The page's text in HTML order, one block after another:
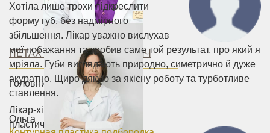
ПЕТАХ АНДРІЙ ВАСИЛЬОВИЧ
Головний лікар
Лікар-хірург першої категорії,
пластичний хірург.
Хотіла лише трохи підкреслити
форму губ, без надмірного
збільшення. Лікар уважно вислухав
мої побажання та зробив саме той результат, про який я
мріяла. Губи виглядають природно, симетрично й дуже
акуратно. Щиро дякую за якісну роботу та турботливе
ставлення.
Ольга